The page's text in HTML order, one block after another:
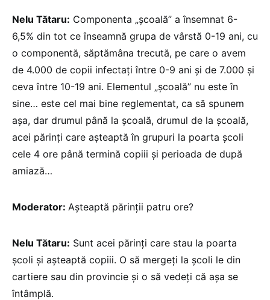
Nelu Tătaru: Componenta „școală” a însemnat 6-
6,5% din tot ce înseamnă grupa de vârstă 0-19 ani, cu
o componentă, săptămâna trecută, pe care o avem
de 4.000 de copii infectați între 0-9 ani și de 7.000 și
ceva între 10-19 ani. Elementul „școală” nu este în
sine… este cel mai bine reglementat, ca să spunem
așa, dar drumul până la școală, drumul de la școală,
acei părinți care așteaptă în grupuri la poarta școli
cele 4 ore până termină copiii și perioada de după
amiază…
Moderator: Așteaptă părinții patru ore?
Nelu Tătaru: Sunt acei părinți care stau la poarta
școli și așteaptă copiii. O să mergeți la școli le din
cartiere sau din provincie și o să vedeți că așa se
întâmplă.